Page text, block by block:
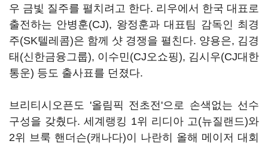
우 금빛 질주를 펼치려고 한다. 리우에서 한국 대표로
출전하는 안병훈(CJ), 왕정훈과 대표팀 감독인 최경
주(SK텔레콤)은 함께 샷 경쟁을 펼친다. 양용은, 김경
태(신한금융그룹), 이수민(CJ오쇼핑), 김시우(CJ대한
통운) 등도 출사표를 던졌다.
브리티시오픈도 '올림픽 전초전'으로 손색없는 선수
구성을 갖췄다. 세계랭킹 1위 리디아 고(뉴질랜드)와
2위 브룩 핸더슨(캐나다)이 나란히 올해 메이저 대회